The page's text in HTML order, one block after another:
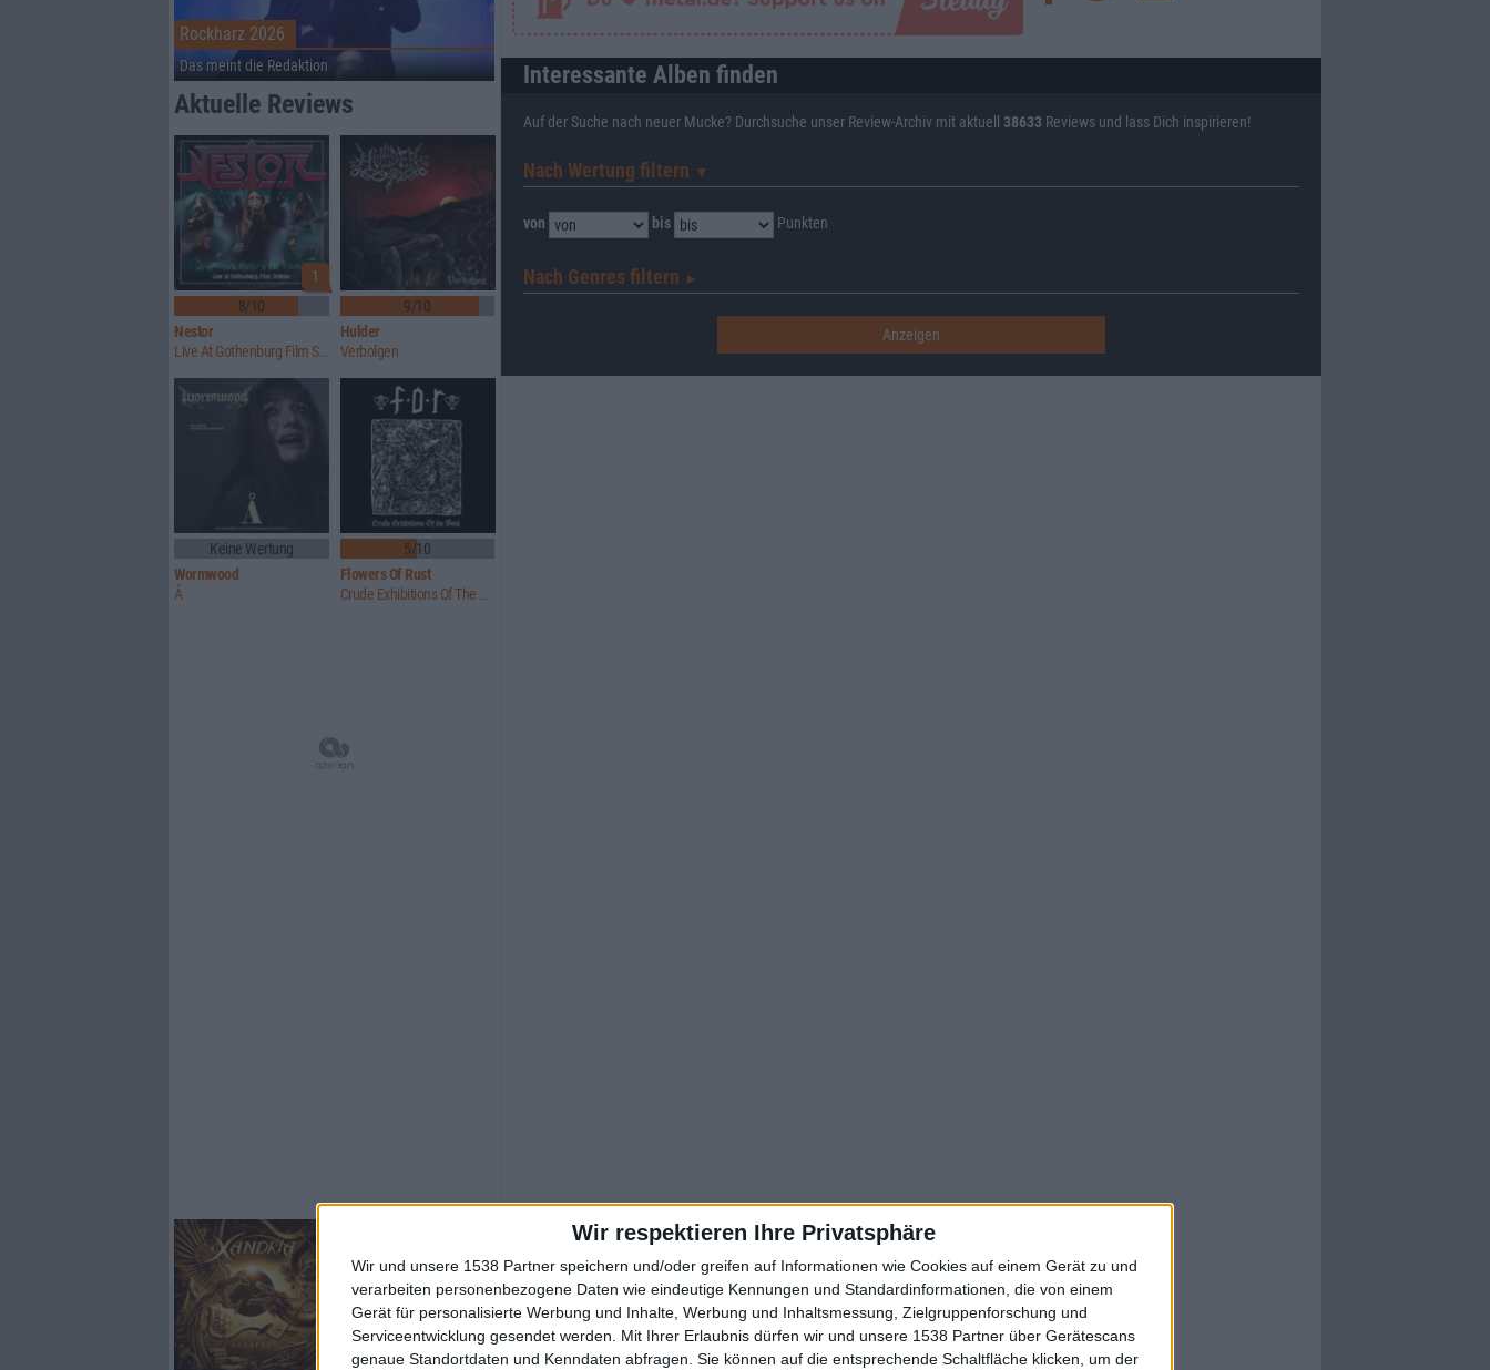
Wir respektieren Ihre Privatsphäre
Wir und unsere 1538 Partner speichern und/oder greifen auf Informationen wie Cookies auf einem Gerät zu und
verarbeiten personenbezogene Daten wie eindeutige Kennungen und Standardinformationen, die von einem
Gerät für personalisierte Werbung und Inhalte, Werbung und Inhaltsmessung, Zielgruppenforschung und
Serviceentwicklung gesendet werden.
Mit Ihrer Erlaubnis dürfen wir und unsere 1538 Partner über Gerätescans
genaue Standortdaten und Kenndaten abfragen. Sie können auf die entsprechende Schaltfläche klicken, um der
Interessante Alben finden
Auf der Suche nach neuer Mucke? Durchsuche unser Review-Archiv mit aktuell 38633 Reviews und lass Dich inspirieren!
Nach Wertung filtern ▼︎
von bis Punkten
Nach Genres filtern ►︎
Rockharz 2026
Das meint die Redaktion
Aktuelle Reviews
1
8/10
Nestor
Live At Gothenburg Film Studios
9/10
Hulder
Verbolgen
Keine Wertung
Wormwood
Å
5/10
Flowers Of Rust
Crude Exhibitions Of The Soul
1